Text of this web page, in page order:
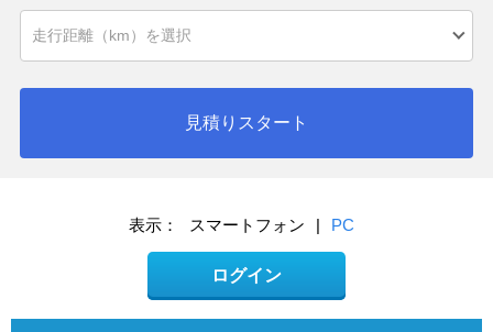
見積りスタート
表示： スマートフォン | PC
ログイン